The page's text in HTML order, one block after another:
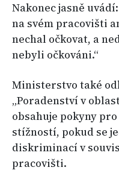
Nakonec jasně
na svém pracovišti
nechal očkovat, a
nebyli očkováni.“
Ministerstvo také
„Poradenství v
obsahuje pokyny
stížností, pokud se
diskriminací v
pracovišti.